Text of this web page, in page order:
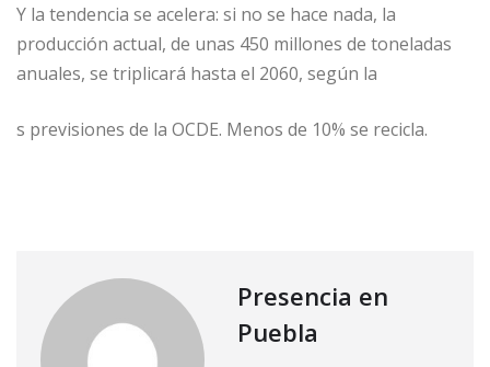
Y la tendencia se acelera: si no se hace nada, la
producción actual, de unas 450 millones de toneladas
anuales, se triplicará hasta el 2060, según la
s previsiones de la OCDE. Menos de 10% se recicla.
Presencia en
Puebla